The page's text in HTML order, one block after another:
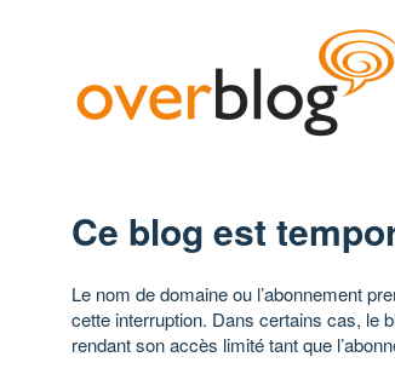
Ce blog est
Le nom de domaine ou l’abonnement
cette interruption. Dans certains cas, le
rendant son accès limité tant que